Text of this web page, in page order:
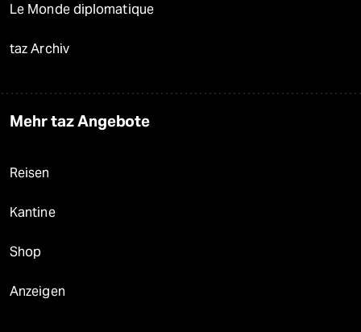
Le Monde diplomatique
taz Archiv
Mehr taz Angebote
Reisen
Kantine
Shop
Anzeigen